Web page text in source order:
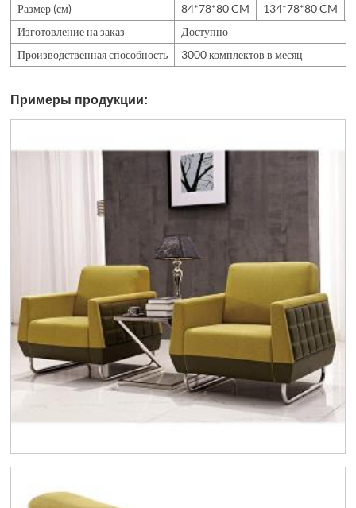
Размер (см)
84*78*80 CM 134*78*80 CM
Изготовление на заказ
Доступно
Производственная способность
3000 комплектов в месяц
Примеры продукции: